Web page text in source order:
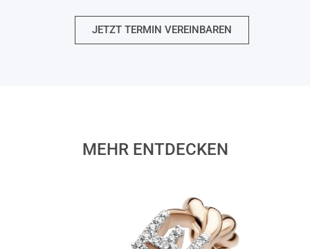
JETZT TERMIN VEREINBAREN
MEHR ENTDECKEN